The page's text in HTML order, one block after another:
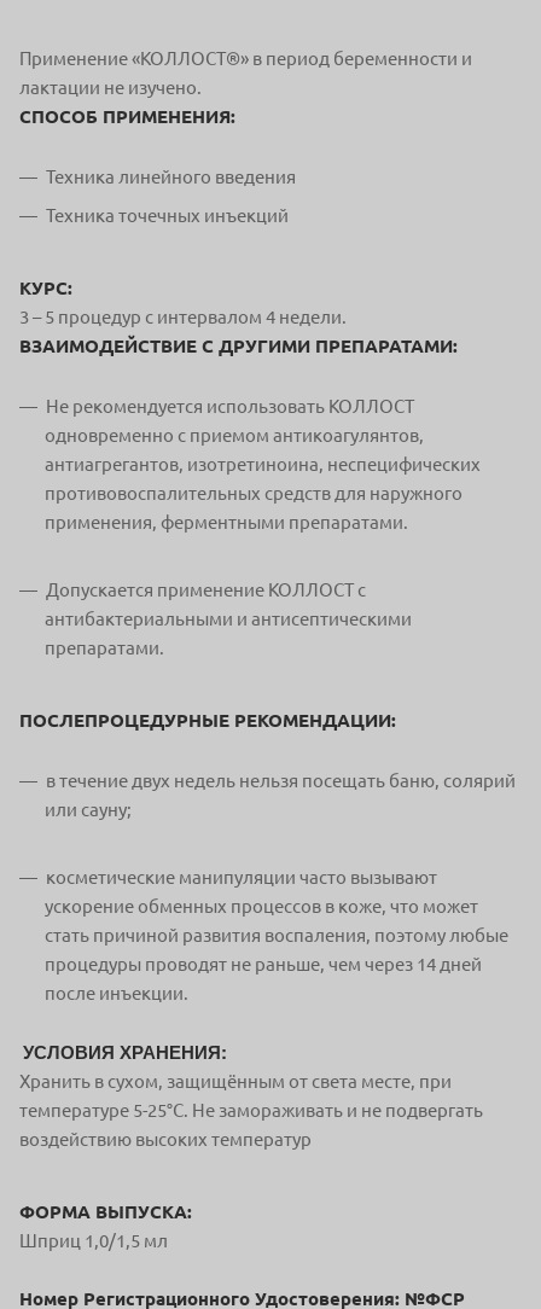
Применение «КОЛЛОСТ®» в период беременности и
лактации не изучено.
СПОСОБ ПРИМЕНЕНИЯ:
Техника линейного введения
Техника точечных инъекций
КУРС:
3 – 5 процедур с интервалом 4 недели.
ВЗАИМОДЕЙСТВИЕ С ДРУГИМИ ПРЕПАРАТАМИ:
Не рекомендуется использовать КОЛЛОСТ
одновременно с приемом антикоагулянтов,
антиагрегантов, изотретиноина, неспецифических
противовоспалительных средств для наружного
применения, ферментными препаратами.
Допускается применение КОЛЛОСТ с
антибактериальными и антисептическими
препаратами.
ПОСЛЕПРОЦЕДУРНЫЕ РЕКОМЕНДАЦИИ:
в течение двух недель нельзя посещать баню, солярий
или сауну;
косметические манипуляции часто вызывают
ускорение обменных процессов в коже, что может
стать причиной развития воспаления, поэтому любые
процедуры проводят не раньше, чем через 14 дней
после инъекции.
УСЛОВИЯ ХРАНЕНИЯ:
Хранить в сухом, защищённым от света месте, при
температуре 5-25°С. Не замораживать и не подвергать
воздействию высоких температур
ФОРМА ВЫПУСКА:
Шприц 1,0/1,5 мл
Номер Регистрационного Удостоверения: №ФСР